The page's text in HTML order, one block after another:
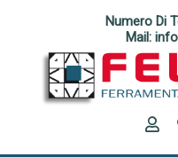
Numero Di
Mail: